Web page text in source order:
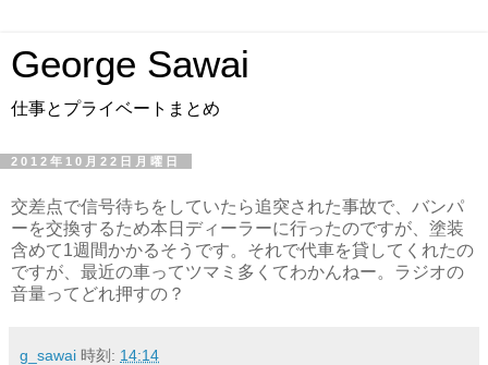
George Sawai
仕事とプライベートまとめ
2012年10月22日月曜日
交差点で信号待ちをしていたら追突された事故で、バンパ
ーを交換するため本日ディーラーに行ったのですが、塗装
含めて1週間かかるそうです。それで代車を貸してくれたの
ですが、最近の車ってツマミ多くてわかんねー。ラジオの
音量ってどれ押すの？
g_sawai 時刻: 14:14